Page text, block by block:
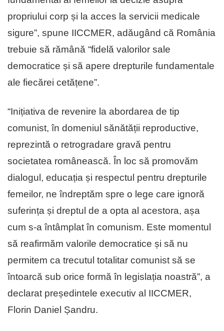
propriului corp și la acces la servicii medicale
sigure”, spune IICCMER, adăugând că România
trebuie să rămână “fidelă valorilor sale
democratice și să apere drepturile fundamentale
ale fiecărei cetățene”.
“Inițiativa de revenire la abordarea de tip
comunist, în domeniul sănătății reproductive,
reprezintă o retrogradare gravă pentru
societatea românească. În loc să promovăm
dialogul, educația și respectul pentru drepturile
femeilor, ne îndreptăm spre o lege care ignoră
suferința și dreptul de a opta al acestora, așa
cum s-a întâmplat în comunism. Este momentul
să reafirmăm valorile democratice și să nu
permitem ca trecutul totalitar comunist să se
întoarcă sub orice formă în legislația noastră”, a
declarat președintele executiv al IICCMER,
Florin Daniel Șandru.